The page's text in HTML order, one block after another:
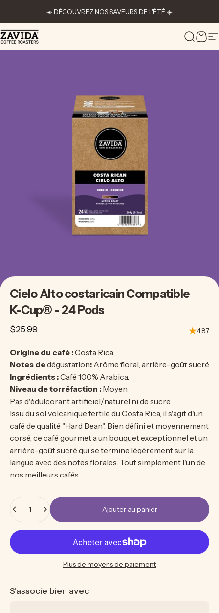
☀️ DÉCOUVREZ NOS SAVEURS DE L'ÉTÉ ☀️
Zavida Coffee
CieloAltocostaricainCompatible
K-Cup® - 24Pods
$25.99 4.87
Origine du café :Costa Rica
Notes dedégustation: Arôme floral, arrière-goût sucré
Ingrédients :Café 100% Arabica.
Niveau de torréfaction : Moyen
Pas d'édulcorant artificiel/naturel ni de sucre.
Issu du sol volcanique fertile du Costa Rica, il s'agit d'un
café de qualité "Hard Bean". Bien défini et moyennement
corsé, ce café gourmet a un bouquet exceptionnel et un
arrière-goût sucré qui se termine légèrement sur la
langue avec des notes florales. Tout simplement l'un de
nos meilleurs cafés.
Ajouter au panier
Plus de moyens de paiement
S'associe bien avec